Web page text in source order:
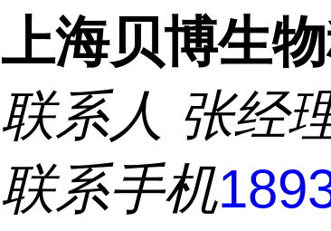
上海贝博生
联系人 张经
联系手机